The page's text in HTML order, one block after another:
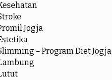
Jogja
– Program Diet Jogja